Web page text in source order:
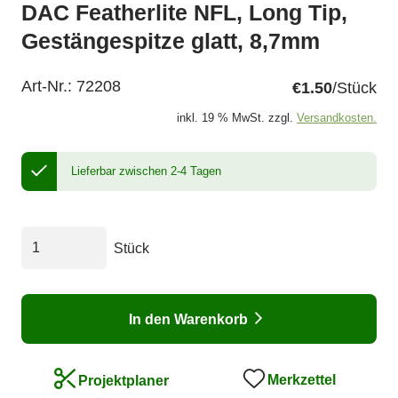
DAC Featherlite NFL, Long Tip,
Gestängespitze glatt, 8,7mm
Art-Nr.: 72208 €1.50/Stück
inkl. 19 % MwSt. zzgl. Versandkosten.
Lieferbar zwischen 2-4 Tagen
Stück
In den Warenkorb
Projektplaner Merkzettel